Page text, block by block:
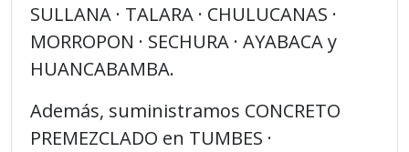
SULLANA · TALARA · CHULUCANAS ·
MORROPON · SECHURA · AYABACA y
HUANCABAMBA.
Además, suministramos CONCRETO
PREMEZCLADO en TUMBES ·